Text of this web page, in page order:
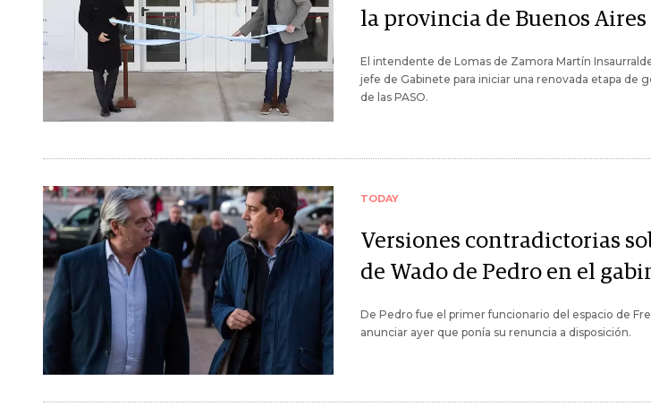
la provincia de Buenos Aires
El intendente de Lomas de Zamora Martín
jefe de Gabinete para iniciar una renovada etapa de
de las PASO.
TODAY
Versiones contradictorias
de Wado de Pedro en el
De Pedro fue el primer funcionario del espacio de
anunciar ayer que ponía su renuncia a disposición.